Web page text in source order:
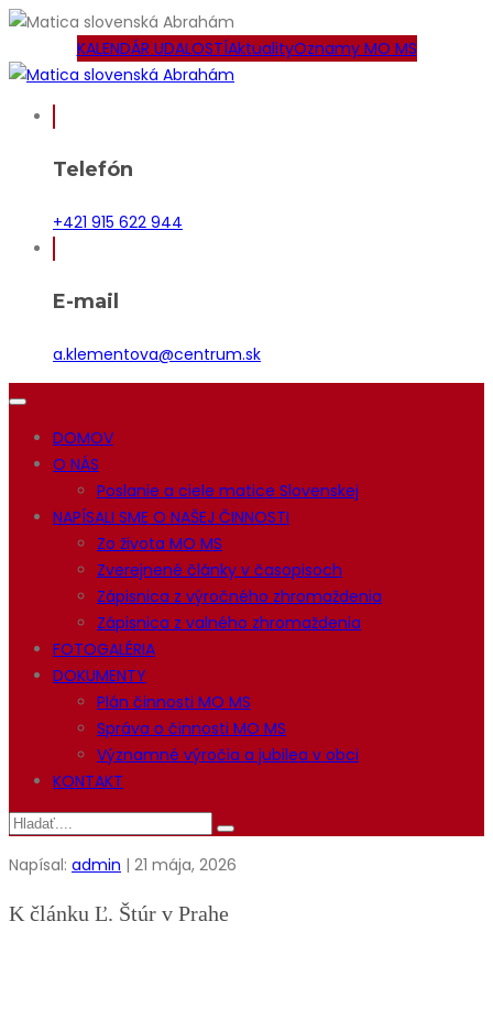
KALENDÁR UDALOSTÍAktualityOznamy MO MS
Telefón
+421 915 622 944
E-mail
a.klementova@centrum.sk
DOMOV
O NÁS
Poslanie a ciele matice Slovenskej
NAPÍSALI SME O NAŠEJ ČINNOSTI
Zo života MO MS
Zverejnené články v časopisoch
Zápisnica z výročného zhromaždenia
Zápisnica z valného zhromaždenia
FOTOGALÉRIA
DOKUMENTY
Plán činnosti MO MS
Správa o činnosti MO MS
Významné výročia a jubilea v obci
KONTAKT
Napísal: admin | 21 mája, 2026
K článku Ľ. Štúr v Prahe